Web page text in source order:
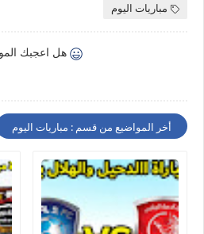
مباريات اليوم
هل اعجبك
أخر المواضيع من قسم : مباريات اليوم